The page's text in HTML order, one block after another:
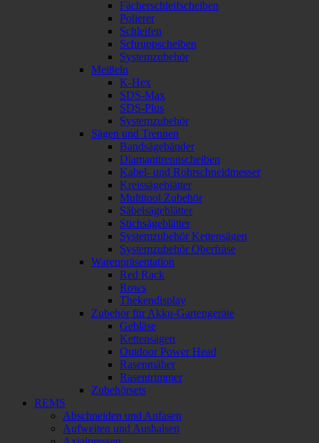
Fächerschleifscheiben
Polierer
Schleifen
Schruppscheiben
Systemzubehör
Meißeln
K-Hex
SDS-Max
SDS-Plus
Systemzubehör
Sägen und Trennen
Bandsägebänder
Diamanttrennscheiben
Kabel- und Rohrschneidmesser
Kreissägeblätter
Multitool Zubehör
Säbelsägeblätter
Stichsägeblätter
Systemzubehör Kettensägen
Systemzubehör Oberfräse
Warenpräsentation
Red Rack
Rows
Thekendisplay
Zubehör für Akku-Gartengeräte
Gebläse
Kettensägen
Outdoor Power Head
Rasenmäher
Rasentrimmer
Zubehörsets
REMS
Abschneiden und Anfasen
Aufweiten und Aushalsen